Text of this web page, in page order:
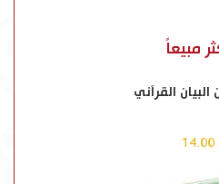
مبيعاً
القرآني
$